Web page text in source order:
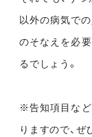
以外の病気で
のそなえを必
るでしょう。
※告知項目な
りますので、ぜ